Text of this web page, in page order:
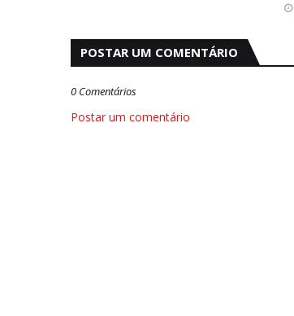
POSTAR UM COMENTÁRIO
0 Comentários
Postar um comentário